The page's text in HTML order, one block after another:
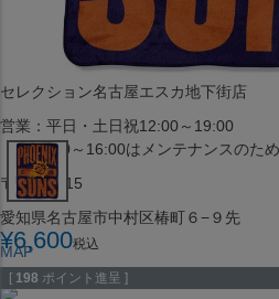
セレクション名古屋エスカ地下街店
営業：平日・土日祝12:00～19:00
（※15:00～16:00はメンテナンスのため
〒453-0015
愛知県名古屋市中村区椿町６−９先
MAP
SHOP
¥6,600税込
[ 198 ポイント進呈 ]